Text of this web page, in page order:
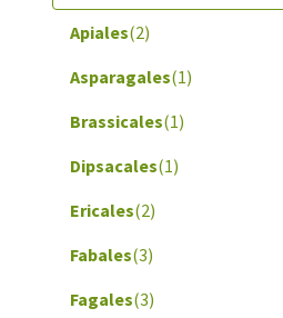
Apiales(2)
Asparagales(1)
Brassicales(1)
Dipsacales(1)
Ericales(2)
Fabales(3)
Fagales(3)